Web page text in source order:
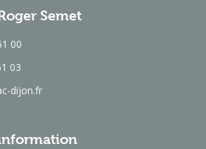
Semet
00
03
dijon.fr